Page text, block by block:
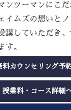
ンツーマンにこだ
イムズの想いと
講していただき
す。
料カウンセリング予
授業料・コース詳細